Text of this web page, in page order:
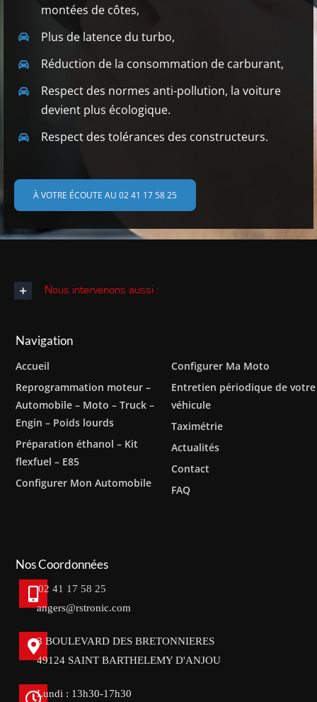
montées de côtes,
Plus de latence du turbo,
Réduction de la consommation de carburant,
Respect des normes anti-pollution, la voiture
devient plus écologique.
Respect des tolérances des constructeurs.
À VOTRE ÉCOUTE AU 02 41 17 58 25
Nous intervenons aussi :
Navigation
Accueil
Reprogrammation moteur –
Automobile – Moto – Truck –
Engin – Poids lourds
Préparation éthanol – Kit
flexfuel – E85
Configurer Mon Automobile
Configurer Ma Moto
Entretien périodique de votre
véhicule
Taximétrie
Actualités
Contact
FAQ
Nos Coordonnées
02 41 17 58 25
angers@rstronic.com
3 BOULEVARD DES BRETONNIERES
49124 SAINT BARTHELEMY D'ANJOU
Lundi : 13h30-17h30